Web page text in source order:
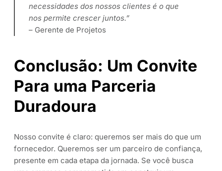
necessidades dos nossos clientes é o que
nos permite crescer juntos.”
– Gerente de Projetos
Conclusão: Um Convite
Para uma Parceria
Duradoura
Nosso convite é claro: queremos ser mais do que um
fornecedor. Queremos ser um parceiro de confiança,
presente em cada etapa da jornada. Se você busca